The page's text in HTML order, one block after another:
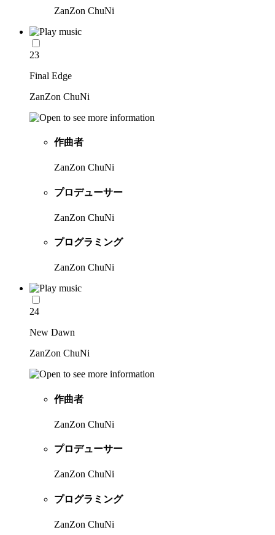
ZanZon ChuNi
23
Final Edge
ZanZon ChuNi
作曲者
ZanZon ChuNi
プロデューサー
ZanZon ChuNi
プログラミング
ZanZon ChuNi
24
New Dawn
ZanZon ChuNi
作曲者
ZanZon ChuNi
プロデューサー
ZanZon ChuNi
プログラミング
ZanZon ChuNi